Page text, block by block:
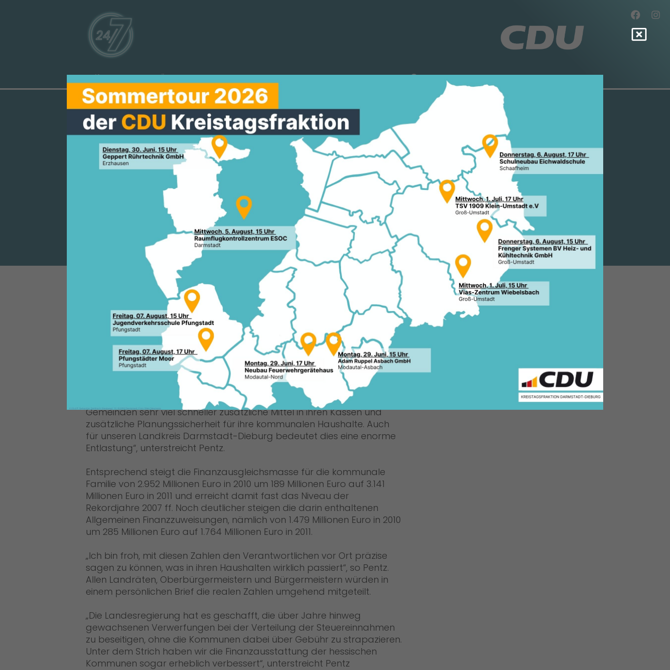
Aktuelles Über uns Vereinigungen Arbeitskreise Mitmachen
MANFRED PENTZ: „ÜBER 300 MILLIONEN EURO
MEHREINNAHMEN ZU ERWARTEN“ -
LANDESREGIERUNG LÄSST STÄDTE UND
GEMEINDEN RASCHER AM AUFSCHWUNG
TEILHABEN“
Finanzausstattung der hessischen Kommunen erheblich verbessert
Die Hessische Landesregierung lässt die Städte, Kreise und Gemeinden
schneller am aktuellen Wirtschaftsaufschwung teilhaben. „Diese
beschleunigte Umsetzung der jüngsten Steuerschätzung beschert den
Kommunen in den Jahren 2010 und 2011 Mehreinnahmen im Umfang
von jeweils zirka 150 Millionen Euro und damit zusammen über 300
Millionen Euro“, so der CDU-Landtagsabgeordnete Manfred Pentz.
Die Steuermehreinnahmen für die beiden Jahre würden nicht erst im
Abstand von zwei Jahren per Spitzabrechnung ausgezahlt, sondern
auf das Jahr 2011 vorgezogen. „Damit haben die Städte und
Gemeinden sehr viel schneller zusätzliche Mittel in ihren Kassen und
zusätzliche Planungssicherheit für ihre kommunalen Haushalte. Auch
für unseren Landkreis Darmstadt-Dieburg bedeutet dies eine enorme
Entlastung“, unterstreicht Pentz.
Entsprechend steigt die Finanzausgleichsmasse für die kommunale
Familie von 2.952 Millionen Euro in 2010 um 189 Millionen Euro auf 3.141
Millionen Euro in 2011 und erreicht damit fast das Niveau der
Rekordjahre 2007 ff. Noch deutlicher steigen die darin enthaltenen
Allgemeinen Finanzzuweisungen, nämlich von 1.479 Millionen Euro in 2010
um 285 Millionen Euro auf 1.764 Millionen Euro in 2011.
Ich bin froh, mit diesen Zahlen den Verantwortlichen vor Ort präzise
sagen zu können, was in ihren Haushalten wirklich passiert“, so Pentz.
Allen Landräten, Oberbürgermeistern und Bürgermeistern würden in
einem persönlichen Brief die realen Zahlen umgehend mitgeteilt.
Die Landesregierung hat es geschafft, die über Jahre hinweg
gewachsenen Verwerfungen bei der Verteilung der Steuereinnahmen
zu beseitigen, ohne die Kommunen dabei über Gebühr zu strapazieren.
Unter dem Strich haben wir die Finanzausstattung der hessischen
Kommunen sogar erheblich verbessert“, unterstreicht Pentz
18.11.2010, 15:01 Uhr